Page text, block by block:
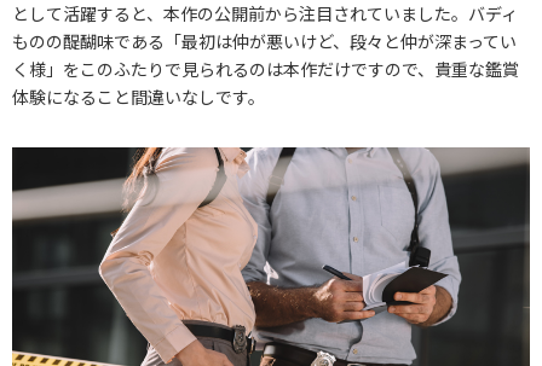
として活躍すると、本作の公開前から注目されていました。バディ
ものの醍醐味である「最初は仲が悪いけど、段々と仲が深まってい
く様」をこのふたりで見られるのは本作だけですので、貴重な鑑賞
体験になること間違いなしです。